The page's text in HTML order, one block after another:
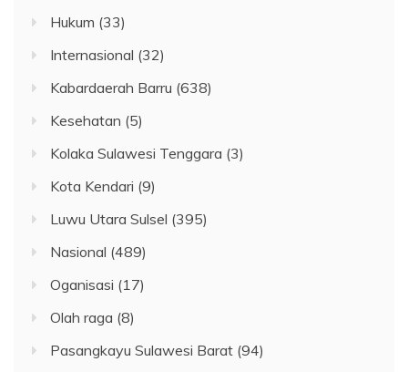
Hukum (33)
Internasional (32)
Kabardaerah Barru (638)
Kesehatan (5)
Kolaka Sulawesi Tenggara (3)
Kota Kendari (9)
Luwu Utara Sulsel (395)
Nasional (489)
Oganisasi (17)
Olah raga (8)
Pasangkayu Sulawesi Barat (94)